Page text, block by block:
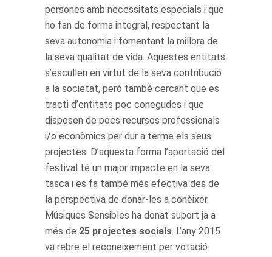
persones amb necessitats especials i que
ho fan de forma integral, respectant la
seva autonomia i fomentant la millora de
la seva qualitat de vida. Aquestes entitats
s’escullen en virtut de la seva contribució
a la societat, però també cercant que es
tracti d’entitats poc conegudes i que
disposen de pocs recursos professionals
i/o econòmics per dur a terme els seus
projectes. D’aquesta forma l’aportació del
festival té un major impacte en la seva
tasca i es fa també més efectiva des de
la perspectiva de donar-les a conèixer.
Músiques Sensibles ha donat suport ja a
més de 25 projectes socials. L’any 2015
va rebre el reconeixement per votació